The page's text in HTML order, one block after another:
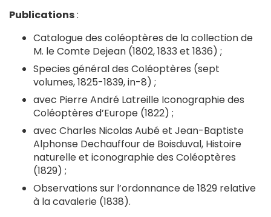
Publications:
Catalogue des coléoptères de la collection de
M. le Comte Dejean (1802, 1833 et 1836) ;
Species général des Coléoptères (sept
volumes, 1825-1839, in-8) ;
avec Pierre André Latreille Iconographie des
Coléoptères d’Europe (1822) ;
avec Charles Nicolas Aubé et Jean-Baptiste
Alphonse Dechauffour de Boisduval, Histoire
naturelle et iconographie des Coléoptères
(1829) ;
Observations sur l’ordonnance de 1829 relative
à la cavalerie (1838).